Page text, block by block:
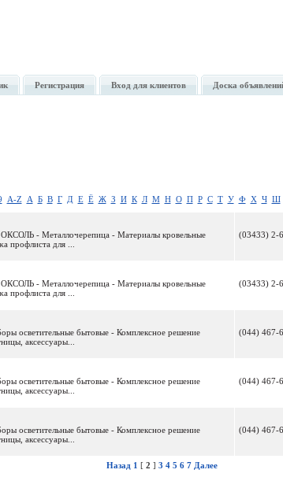
Регистрация Вход для клиентов Доска
A-Z А Б В Г Д Е Ё Ж З И К Л М Н О П Р С Т У Ф Х Ч Ш
ОКСОЛЬ - Металлочерепица - Материалы кровельные
для ...
(03433) 2-
ОКСОЛЬ - Металлочерепица - Материалы кровельные
для ...
(03433) 2-
осветительные бытовые - Комплексное решение
аксессуары...
(044) 467-
осветительные бытовые - Комплексное решение
аксессуары...
(044) 467-
осветительные бытовые - Комплексное решение
аксессуары...
(044) 467-
Назад 1 [ 2 ] 3 4 5 6 7 Далее